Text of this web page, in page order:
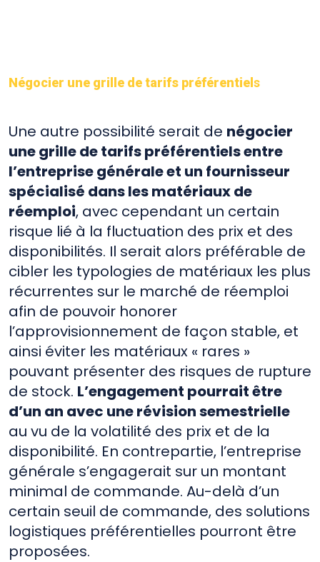
Négocier une grille de tarifs préférentiels
Une autre possibilité serait de négocier
une grille de tarifs préférentiels entre
l’entreprise générale et un fournisseur
spécialisé dans les matériaux de
réemploi, avec cependant un certain
risque lié à la fluctuation des prix et des
disponibilités. Il serait alors préférable de
cibler les typologies de matériaux les plus
récurrentes sur le marché de réemploi
afin de pouvoir honorer
l’approvisionnement de façon stable, et
ainsi éviter les matériaux « rares »
pouvant présenter des risques de rupture
de stock. L’engagement pourrait être
d’un an avec une révision semestrielle
au vu de la volatilité des prix et de la
disponibilité. En contrepartie, l’entreprise
générale s’engagerait sur un montant
minimal de commande. Au-delà d’un
certain seuil de commande, des solutions
logistiques préférentielles pourront être
proposées.